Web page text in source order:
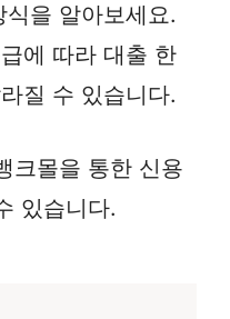
을 알아보세요.
에 따라 대출 한
질 수 있습니다.
크몰을 통한 신용
있습니다.